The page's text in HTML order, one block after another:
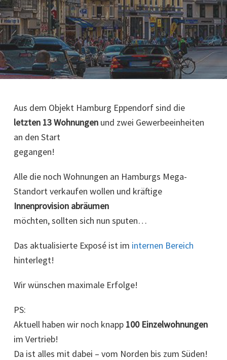
Aus dem Objekt Hamburg Eppendorf sind die
letzten 13 Wohnungen und zwei Gewerbeeinheiten
an den Start
gegangen!
Alle die noch Wohnungen an Hamburgs Mega-
Standort verkaufen wollen und kräftige
Innenprovision abräumen
möchten, sollten sich nun sputen…
Das aktualisierte Exposé ist im internen Bereich
hinterlegt!
Wir wünschen maximale Erfolge!
PS:
Aktuell haben wir noch knapp 100 Einzelwohnungen
im Vertrieb!
Da ist alles mit dabei – vom Norden bis zum Süden!